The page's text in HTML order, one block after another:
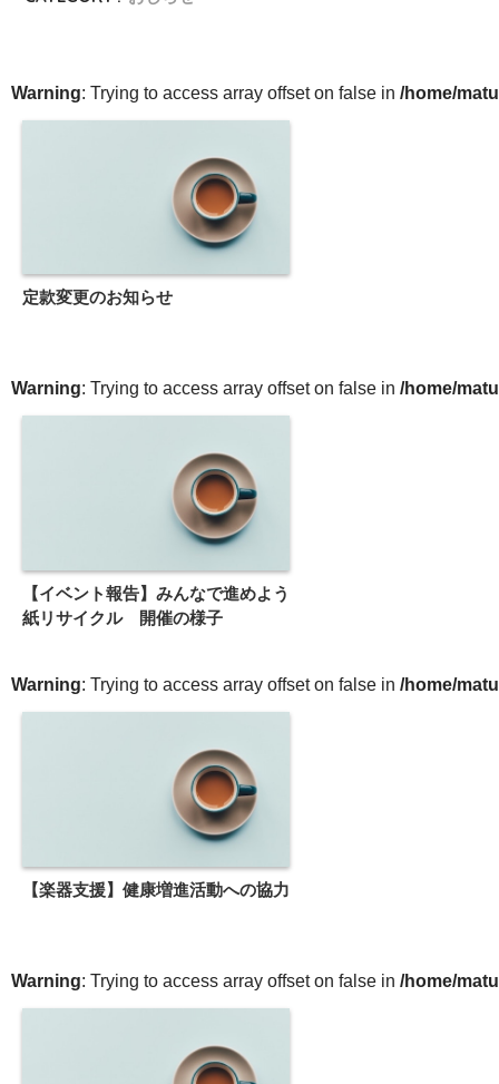
Warning: Trying to access array offset on false in /home/
定款変更のお知らせ
Warning: Trying to access array offset on false in /home/
【イベント報告】みんなで進めよう
紙リサイクル 開催の様子
Warning: Trying to access array offset on false in /home/
【楽器支援】健康増進活動への協力
Warning: Trying to access array offset on false in /home/